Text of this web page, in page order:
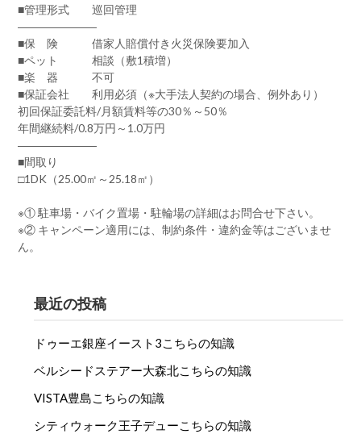
■管理形式 巡回管理
―――――――
■保 険 借家人賠償付き火災保険要加入
■ペット 相談（敷1積増）
■楽 器 不可
■保証会社 利用必須（※大手法人契約の場合、例外あり）
初回保証委託料/月額賃料等の30％～50％
年間継続料/0.8万円～1.0万円
―――――――
■間取り
□1DK（25.00㎡～25.18㎡）
※① 駐車場・バイク置場・駐輪場の詳細はお問合せ下さい。
※② キャンペーン適用には、制約条件・違約金等はございませ
ん。
最近の投稿
ドゥーエ銀座イースト3こちらの知識
ベルシードステアー大森北こちらの知識
VISTA豊島こちらの知識
シティウォーク王子デューこちらの知識